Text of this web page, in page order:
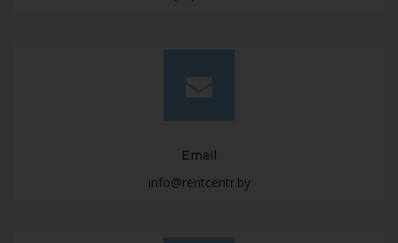
Email
info@rentcentr.by